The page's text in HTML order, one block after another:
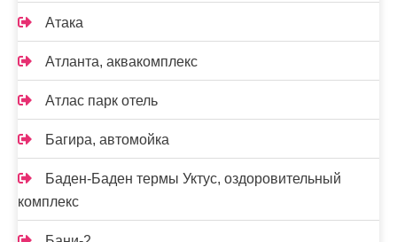
Атака
Атланта, аквакомплекс
Атлас парк отель
Багира, автомойка
Баден-Баден термы Уктус, оздоровительный
комплекс